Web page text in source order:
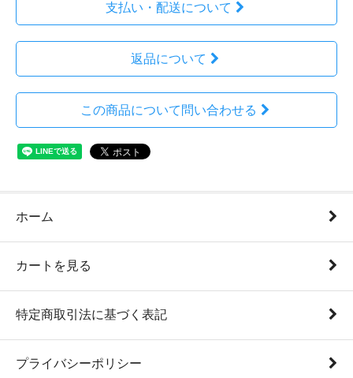
支払い・配送について
返品について
この商品について問い合わせる
ホーム
カートを見る
特定商取引法に基づく表記
プライバシーポリシー